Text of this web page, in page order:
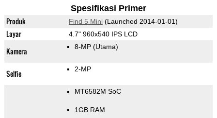
Spesifikasi Primer
Produk Find 5 Mini(Launched 2014-01-01)
Layar 4.7" 960x540 IPS LCD
Kamera 8-MP (Utama)
Selfie 2-MP
MT6582M SoC
1GB RAM